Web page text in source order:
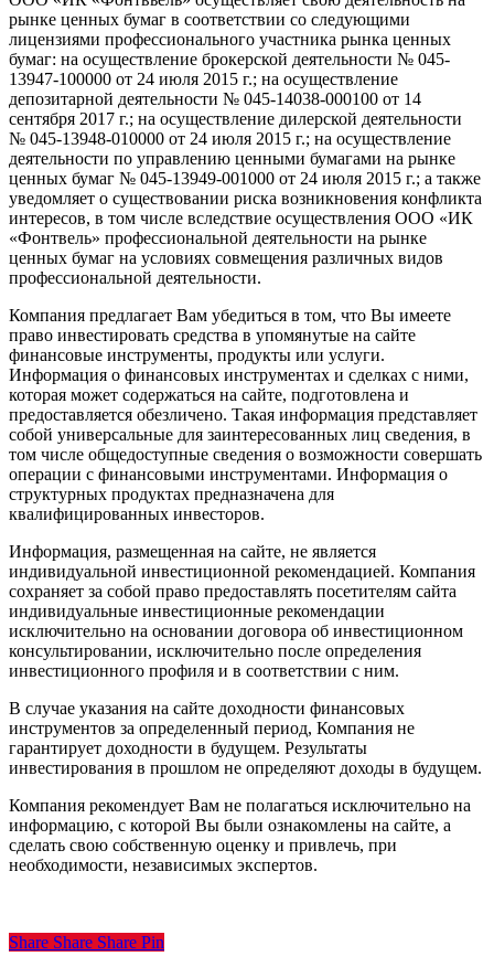
рынке ценных бумаг в соответствии со следующими
лицензиями профессионального участника рынка ценных
бумаг: на осуществление брокерской деятельности № 045-
13947-100000 от 24 июля 2015 г.; на осуществление
депозитарной деятельности № 045-14038-000100 от 14
сентября 2017 г.; на осуществление дилерской деятельности
№ 045-13948-010000 от 24 июля 2015 г.; на осуществление
деятельности по управлению ценными бумагами на рынке
ценных бумаг № 045-13949-001000 от 24 июля 2015 г.; а также
уведомляет о существовании риска возникновения конфликта
интересов, в том числе вследствие осуществления ООО «ИК
«Фонтвель» профессиональной деятельности на рынке
ценных бумаг на условиях совмещения различных видов
профессиональной деятельности.
Компания предлагает Вам убедиться в том, что Вы имеете
право инвестировать средства в упомянутые на сайте
финансовые инструменты, продукты или услуги.
Информация о финансовых инструментах и сделках с ними,
которая может содержаться на сайте, подготовлена и
предоставляется обезличено. Такая информация представляет
собой универсальные для заинтересованных лиц сведения, в
том числе общедоступные сведения о возможности совершать
операции с финансовыми инструментами. Информация о
структурных продуктах предназначена для
квалифицированных инвесторов.
Информация, размещенная на сайте, не является
индивидуальной инвестиционной рекомендацией. Компания
сохраняет за собой право предоставлять посетителям сайта
индивидуальные инвестиционные рекомендации
исключительно на основании договора об инвестиционном
консультировании, исключительно после определения
инвестиционного профиля и в соответствии с ним.
В случае указания на сайте доходности финансовых
инструментов за определенный период, Компания не
гарантирует доходности в будущем. Результаты
инвестирования в прошлом не определяют доходы в будущем.
Компания рекомендует Вам не полагаться исключительно на
информацию, с которой Вы были ознакомлены на сайте, а
сделать свою собственную оценку и привлечь, при
необходимости, независимых экспертов.
Share
Share Share Share Pin